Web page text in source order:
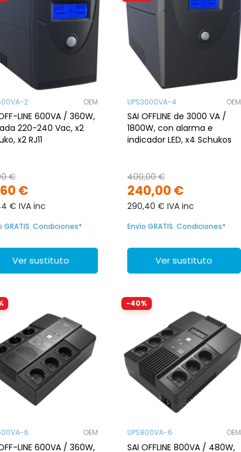
2 OEM
LINE 600VA / 360W,
220-240 Vac, x2
x2 RJ11
€
€
€ IVA inc
GRATIS. Condiciones*
Ver sustituto
UPS3000VA-4 OEM
SAI OFFLINE de 3000 VA /
1800W, con alarma e
indicador LED, x4 Schukos
240,00 €
400,00 €
290,40 € IVA inc
Envío GRATIS. Condiciones*
Ver sustituto
6 OEM
LINE 600VA / 360W,
-40%
UPS800VA-6 OEM
SAI OFFLINE 800VA / 480W,